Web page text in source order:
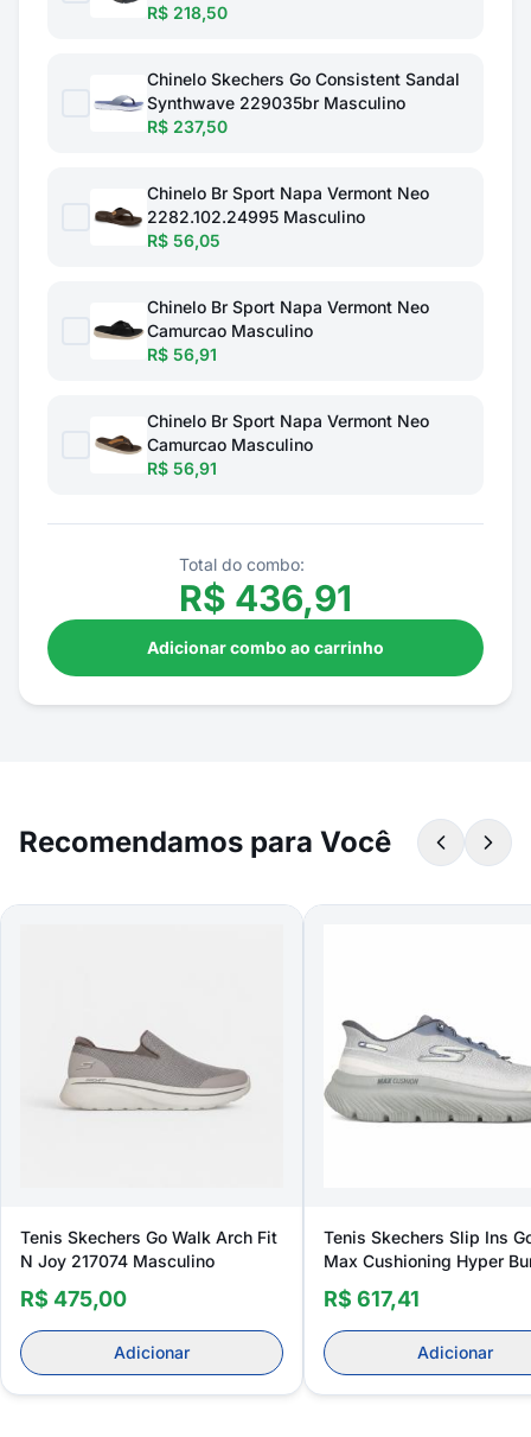
R$ 218,50
Chinelo Skechers Go Consistent Sandal
Synthwave 229035br Masculino
R$ 237,50
Chinelo Br Sport Napa Vermont Neo
2282.102.24995 Masculino
R$ 56,05
Chinelo Br Sport Napa Vermont Neo
Camurcao Masculino
R$ 56,91
Chinelo Br Sport Napa Vermont Neo
Camurcao Masculino
R$ 56,91
Total do combo:
R$ 436,91
Adicionar combo ao carrinho
Recomendamos para Você
Tenis Skechers Go Walk Arch Fit
N Joy 217074 Masculino
R$ 475,00
Adicionar
Tenis Skechers Slip Ins
Max Cushioning Hyper
Masculino
R$ 617,41
Adicionar